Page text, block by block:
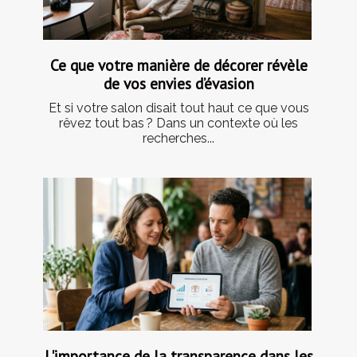
Ce que votre manière de décorer révèle
de vos envies d’évasion
Et si votre salon disait tout haut ce que vous
rêvez tout bas ? Dans un contexte où les
recherches...